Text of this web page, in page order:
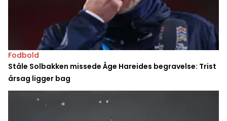
Fodbold
Ståle Solbakken missede Åge Hareides begravelse: Trist
årsag ligger bag